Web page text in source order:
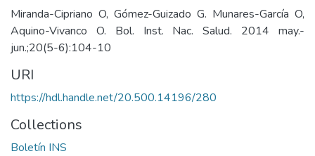
Miranda-Cipriano O, Gómez-Guizado G. Munares-García O,
Aquino-Vivanco O. Bol. Inst. Nac. Salud. 2014 may.-
jun.;20(5-6):104-10
URI
https://hdl.handle.net/20.500.14196/280
Collections
Boletín INS